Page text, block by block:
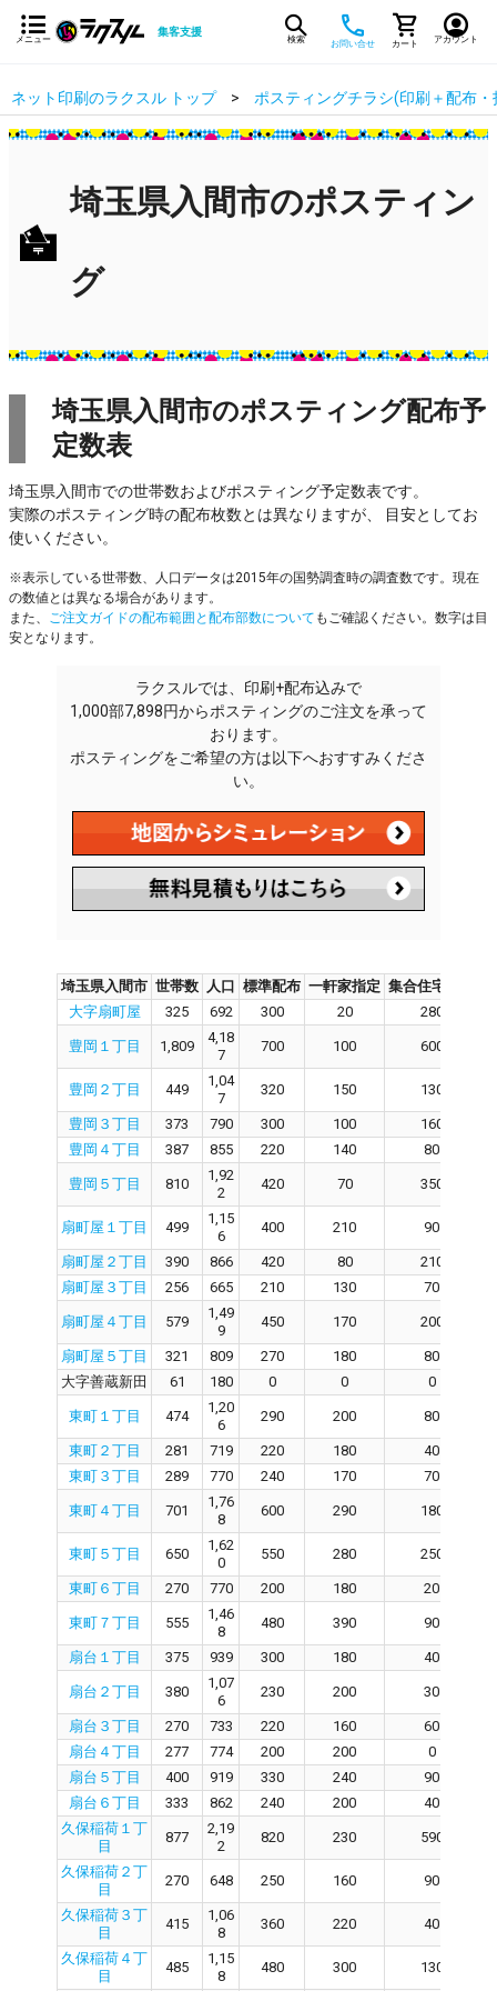
メニュー
集客支援
検索 お問い合せ カート アカウント
ネット印刷のラクスル トップ ポスティングチラシ(印刷＋配布・
埼玉県入間市のポスティン
グ
埼玉県入間市のポスティング配布予
定数表
埼玉県入間市での世帯数およびポスティング予定数表です。
実際のポスティング時の配布枚数とは異なりますが、 目安としてお
使いください。
※表示している世帯数、人口データは2015年の国勢調査時の調査数です。現在
の数値とは異なる場合があります。
また、 ご注文ガイドの配布範囲と配布部数について もご確認ください。数字は目
安となります。
ラクスルでは、印刷+配布込みで
1,000部7,898円からポスティングのご注文を承って
おります。
ポスティングをご希望の方は以下へおすすみくださ
い。
埼玉県入間市 世帯数 人口 標準配布 一軒家指定 集合住宅指定
大字扇町屋
325 692 300 20 280
豊岡１丁目 1,809
4,18
7
700 100 600
豊岡２丁目 449
1,04
7
320 150 130
豊岡３丁目 373 790 300 100
160
豊岡４丁目
387 855 220 140 80
豊岡５丁目 810
1,92
2
420 70 350
扇町屋１丁目 499
1,15
6
400 210 90
扇町屋２丁目 390 866 420 80
210
扇町屋３丁目
256 665 210 130 70
扇町屋４丁目 579
1,49
9
450 170 200
扇町屋５丁目 321 809 270 180
80
大字善蔵新田
61 180 0 0 0
東町１丁目 474
1,20
6
290 200 80
東町２丁目 281 719 220 180
40
東町３丁目
289 770 240 170 70
東町４丁目 701
1,76
8
600 290 180
東町５丁目 650
1,62
0
550 280 250
東町６丁目 270 770 200 180 20
東町７丁目 555
1,46
8
480 390 90
扇台１丁目 375 939 300 180 40
扇台２丁目 380
1,07
6
230 200 30
扇台３丁目 270 733 220 160
60
扇台４丁目
277 774 200 200
0
扇台５丁目
400 919 330 240
90
扇台６丁目
333 862 240 200
40
久保稲荷１丁
目
877
2,19
2
820 230 590
久保稲荷２丁
目
270 648 250 160 90
久保稲荷３丁
目
415
1,06
8
360 220 40
久保稲荷４丁
目
485
1,15
8
480 300 130